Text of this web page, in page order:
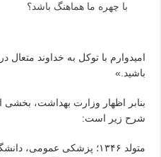
با چهره ما هماهنگ باشد؟
امیدوارم با توکل به خداوند
باشید.»
بنابر اظهار وزارت بهداشت،
شرح زیر است: